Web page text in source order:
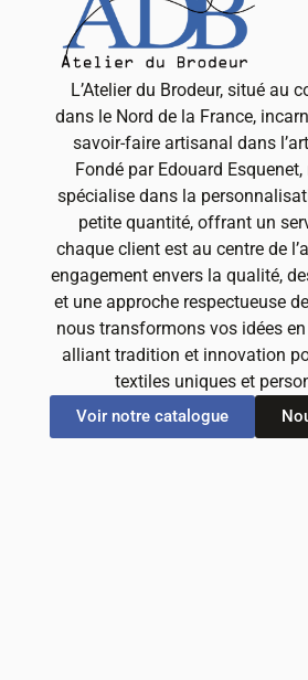
L’Atelier du Brodeur, situé au
dans le Nord de la France,
savoir-faire artisanal dans
Fondé par Edouard
spécialise dans la
petite quantité, offrant un
chaque client est au centre de
engagement envers la qualité,
et une approche respectueuse
nous transformons vos idées
alliant tradition et innovation
textiles uniques et
Voir notre catalogue